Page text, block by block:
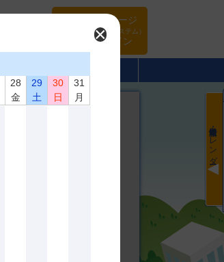
マイページ
（旧WEBシステム）
ログイン
最新情報・カレンダー
×
28
金
29
土
30
日
31
月